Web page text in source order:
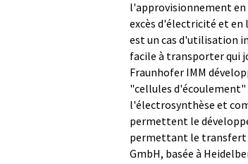
l'approvisionnement en
excès d'électricité et en
est un cas d'utilisation
facile à transporter qui
Fraunhofer IMM
"cellules d'écoulement"
l'électrosynthèse et
permettent le
permettant le transfert
GmbH, basée à